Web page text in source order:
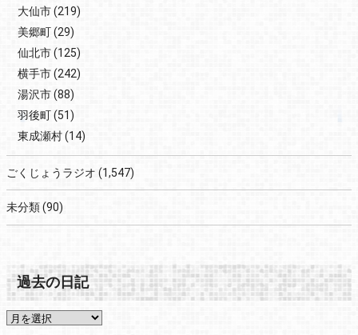
大仙市(219)
美郷町(29)
仙北市(125)
横手市(242)
湯沢市(88)
羽後町(51)
東成瀬村(14)
ごくじょうラジオ (1,547)
未分類(90)
過去の日記